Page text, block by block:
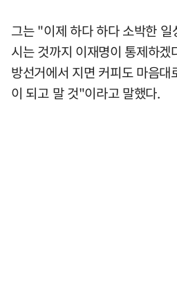
그는 "이제 하다 하다 소박한
시는 것까지 이재명이 통제하
방선거에서 지면 커피도 마음
이 되고 말 것"이라고 말했다.